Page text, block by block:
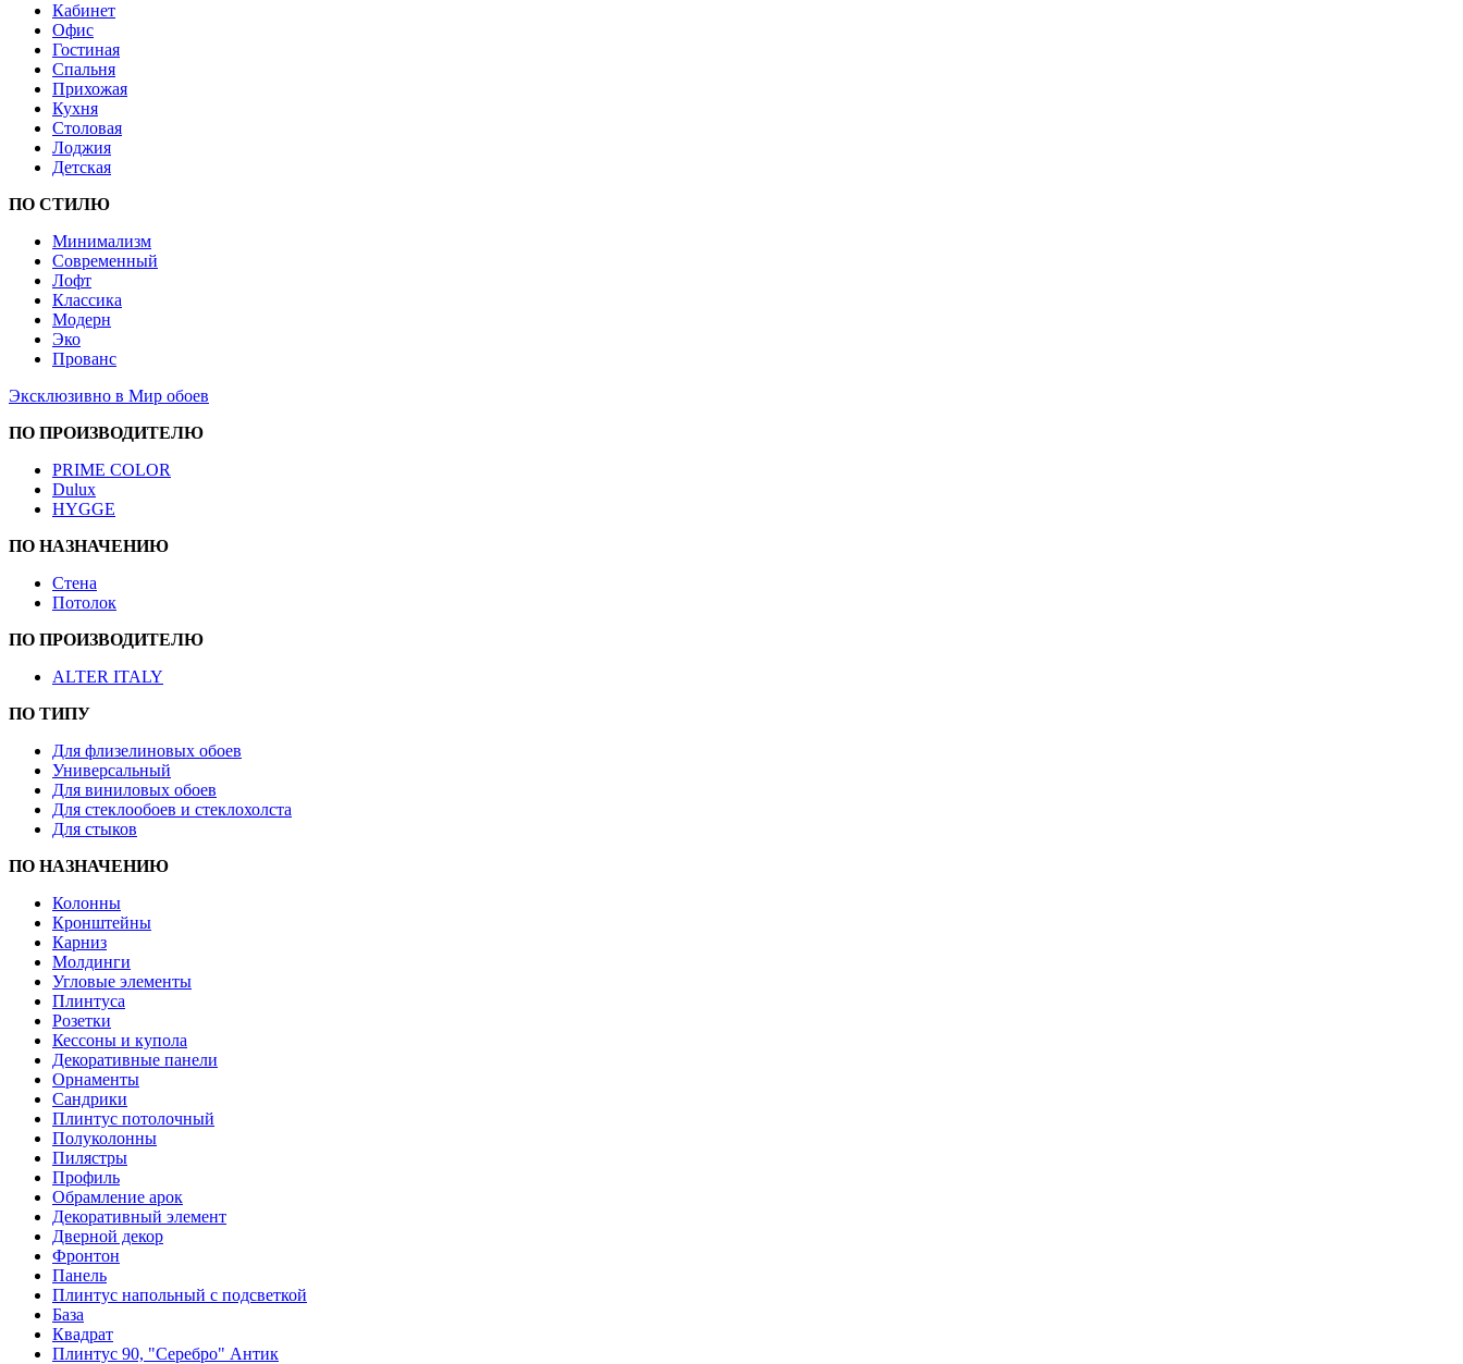
Кабинет
Офис
Гостиная
Спальня
Прихожая
Кухня
Столовая
Лоджия
Детская
ПО СТИЛЮ
Минимализм
Современный
Лофт
Классика
Модерн
Эко
Прованс
Эксклюзивно в Мир обоев
ПО ПРОИЗВОДИТЕЛЮ
PRIME COLOR
Dulux
HYGGE
ПО НАЗНАЧЕНИЮ
Стена
Потолок
ПО ПРОИЗВОДИТЕЛЮ
ALTER ITALY
ПО ТИПУ
Для флизелиновых обоев
Универсальный
Для виниловых обоев
Для стеклообоев и стеклохолста
Для стыков
ПО НАЗНАЧЕНИЮ
Колонны
Кронштейны
Карниз
Молдинги
Угловые элементы
Плинтуса
Розетки
Кессоны и купола
Декоративные панели
Орнаменты
Сандрики
Плинтус потолочный
Полуколонны
Пилястры
Профиль
Обрамление арок
Декоративный элемент
Дверной декор
Фронтон
Панель
Плинтус напольный с подсветкой
База
Квадрат
Плинтус 90, "Серебро" Антик